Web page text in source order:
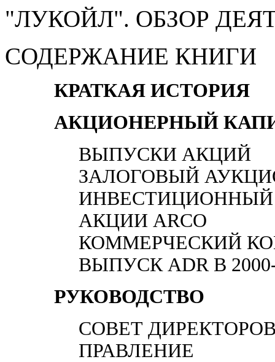
"ЛУКОЙЛ". ОБЗОР
СОДЕРЖАНИЕ КНИГИ
КРАТКАЯ ИСТОРИЯ
АКЦИОНЕРНЫЙ
ВЫПУСКИ АКЦИЙ
ЗАЛОГОВЫЙ
ИНВЕСТИЦИОННЫЙ
АКЦИИ ARCO
КОММЕРЧЕСКИЙ
ВЫПУСК ADR В
РУКОВОДСТВО
СОВЕТ ДИРЕКТОРОВ
ПРАВЛЕНИЕ